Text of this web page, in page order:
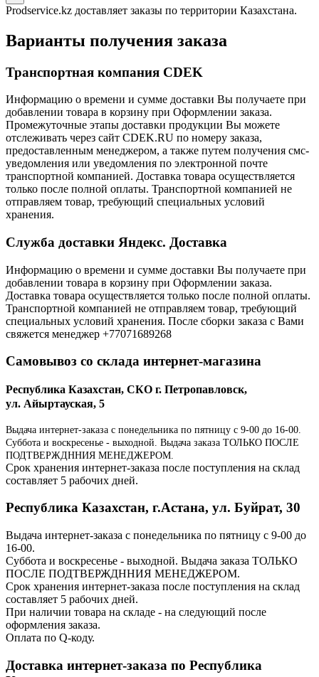
Prodservice.kz доставляет заказы по территории Казахстана.
Варианты получения заказа
Транспортная компания CDEK
Информацию о времени и сумме доставки Вы получаете при
добавлении товара в корзину при Оформлении заказа.
Промежуточные этапы доставки продукции Вы можете
отслеживать через сайт CDEK.RU по номеру заказа,
предоставленным менеджером, а также путем получения смс-
уведомления или уведомления по электронной почте
транспортной компанией. Доставка товара осуществляется
только после полной оплаты. Транспортной компанией не
отправляем товар, требующий специальных условий
хранения.
Служба доставки Яндекс. Доставка
Информацию о времени и сумме доставки Вы получаете при
добавлении товара в корзину при Оформлении заказа.
Доставка товара осуществляется только после полной оплаты.
Транспортной компанией не отправляем товар, требующий
специальных условий хранения. После сборки заказа с Вами
свяжется менеджер +77071689268
Самовывоз со склада интернет-магазина
Республика Казахстан, СКО г. Петропавловск,
ул. Айыртауская, 5
Выдача интернет-заказа с понедельника по пятницу с 9-00 до 16-00.
Суббота и воскресенье - выходной. Выдача заказа ТОЛЬКО ПОСЛЕ
ПОДТВЕРЖДННИЯ МЕНЕДЖЕРОМ.
Срок хранения интернет-заказа после поступления на склад
составляет 5 рабочих дней.
Республика Казахстан, г.Астана, ул. Буйрат, 30
Выдача интернет-заказа с понедельника по пятницу с 9-00 до
16-00.
Суббота и воскресенье - выходной. Выдача заказа ТОЛЬКО
ПОСЛЕ ПОДТВЕРЖДННИЯ МЕНЕДЖЕРОМ.
Срок хранения интернет-заказа после поступления на склад
составляет 5 рабочих дней.
При наличии товара на складе - на следующий после
оформления заказа.
Оплата по Q-коду.
Доставка интернет-заказа по Республика